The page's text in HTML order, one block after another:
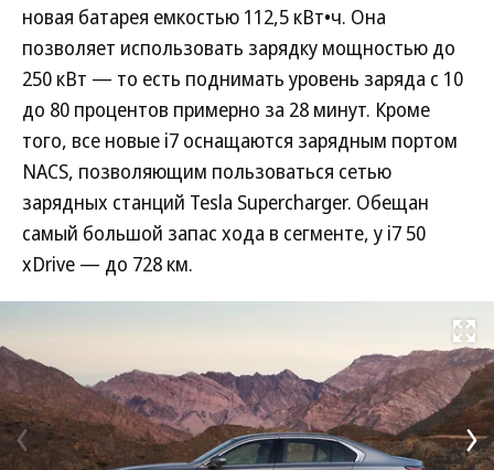
новая батарея емкостью 112,5 кВт•ч. Она
позволяет использовать зарядку мощностью до
250 кВт — то есть поднимать уровень заряда с 10
до 80 процентов примерно за 28 минут. Кроме
того, все новые i7 оснащаются зарядным портом
NACS, позволяющим пользоваться сетью
зарядных станций Tesla Supercharger. Обещан
самый большой запас хода в сегменте, у i7 50
xDrive — до 728 км.
Развернуть